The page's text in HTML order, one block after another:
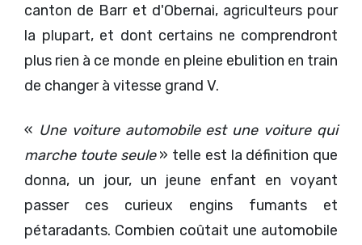
canton de Barr et d'Obernai, agriculteurs pour
la plupart, et dont certains ne comprendront
plus rien à ce monde en pleine ebulition en train
de changer à vitesse grand V.
« Une voiture automobile est une voiture qui
marche toute seule» telle est la définition que
donna, un jour, un jeune enfant en voyant
passer ces curieux engins fumants et
pétaradants. Combien coûtait une automobile